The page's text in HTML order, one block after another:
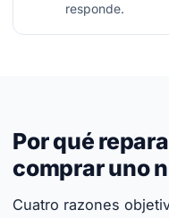
responde.
Por qué
comprar uno
Cuatro razones